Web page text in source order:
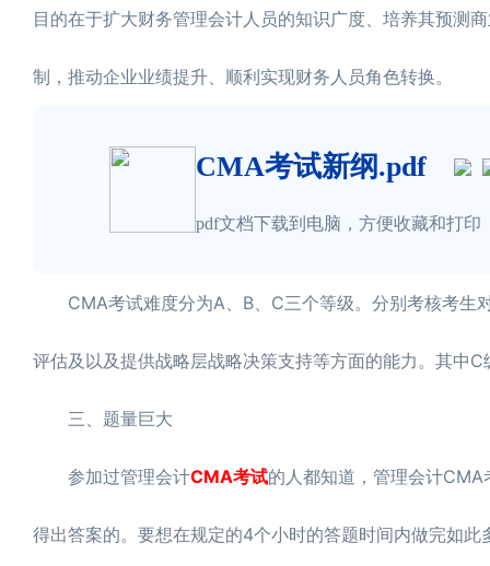
目的在于扩大财务管理会计人员的知识广度、培养其预测
制，推动企业业绩提升、顺利实现财务人员角色转换。
CMA考试新纲.pdf
pdf文档下载到电脑，方便收藏和打印
CMA考试难度分为A、B、C三个等级。分别考核考生
评估及以及提供战略层战略决策支持等方面的能力。其中
三、题量巨大
参加过管理会计CMA考试的人都知道，管理会计
得出答案的。要想在规定的4个小时的答题时间内做完如